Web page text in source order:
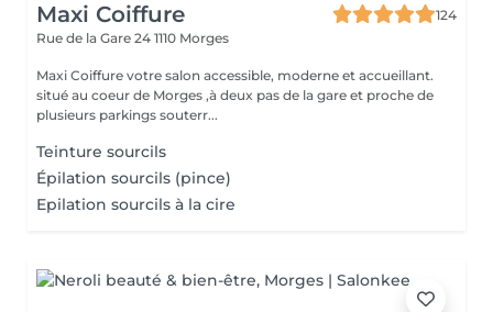
Maxi Coiffure
124
Rue de la Gare 24 1110 Morges
Maxi Coiffure votre salon accessible, moderne et accueillant.
situé au coeur de Morges ,à deux pas de la gare et proche de
plusieurs parkings souterr...
Teinture sourcils
Épilation sourcils (pince)
Epilation sourcils à la cire